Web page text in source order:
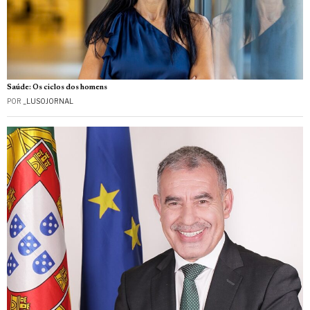
Saúde: Os ciclos dos homens
POR _LUSOJORNAL